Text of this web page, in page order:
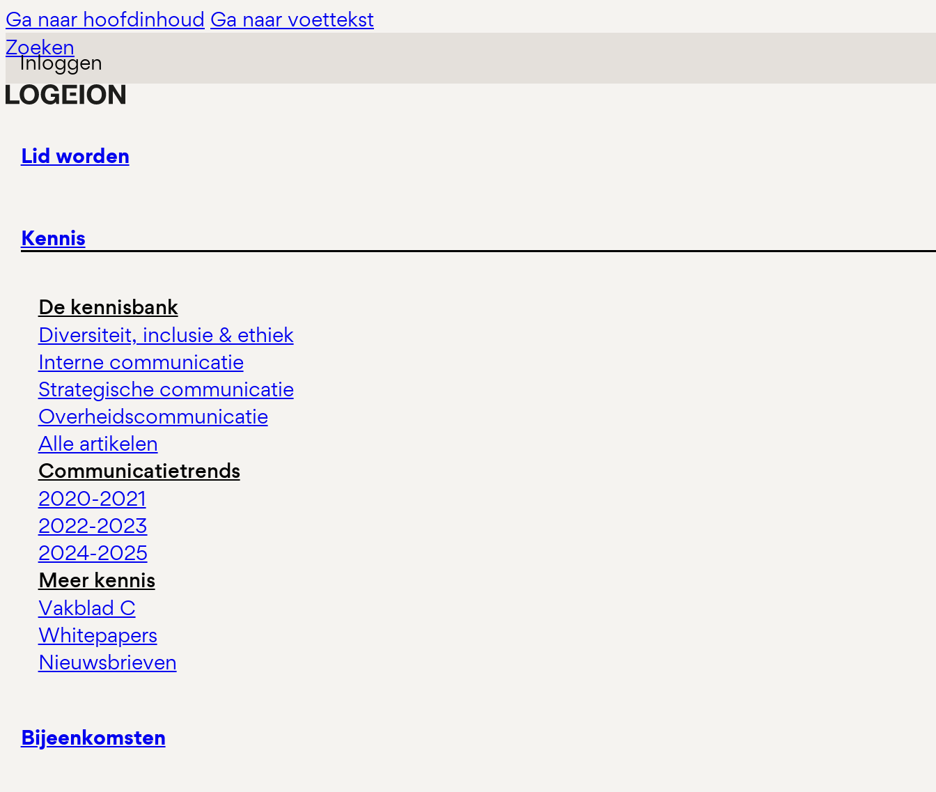
Ga naar hoofdinhoud Ga naar voettekst
Zoeken
Inloggen
Lid worden
Kennis
De kennisbank
Diversiteit, inclusie & ethiek
Interne communicatie
Strategische communicatie
Overheidscommunicatie
Alle artikelen
Communicatietrends
2020-2021
2022-2023
2024-2025
Meer kennis
Vakblad C
Whitepapers
Nieuwsbrieven
Bijeenkomsten